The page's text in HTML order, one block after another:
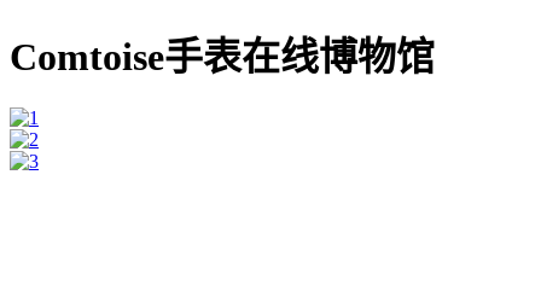
Comtoise手表在线博物馆